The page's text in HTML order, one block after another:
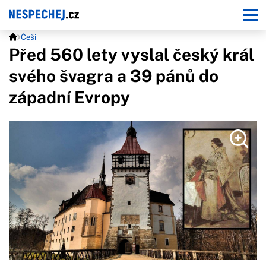
Češi
Před 560 lety vyslal český král
svého švagra a 39 pánů do
západní Evropy